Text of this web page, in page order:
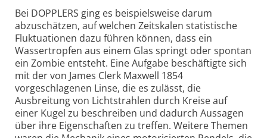
Bei DOPPLERS ging es beispielsweise darum
abzuschätzen, auf welchen Zeitskalen statistische
Fluktuationen dazu führen können, dass ein
Wassertropfen aus einem Glas springt oder spontan
ein Zombie entsteht. Eine Aufgabe beschäftigte sich
mit der von James Clerk Maxwell 1854
vorgeschlagenen Linse, die es zulässt, die
Ausbreitung von Lichtstrahlen durch Kreise auf
einer Kugel zu beschreiben und dadurch Aussagen
über ihre Eigenschaften zu treffen. Weitere Themen